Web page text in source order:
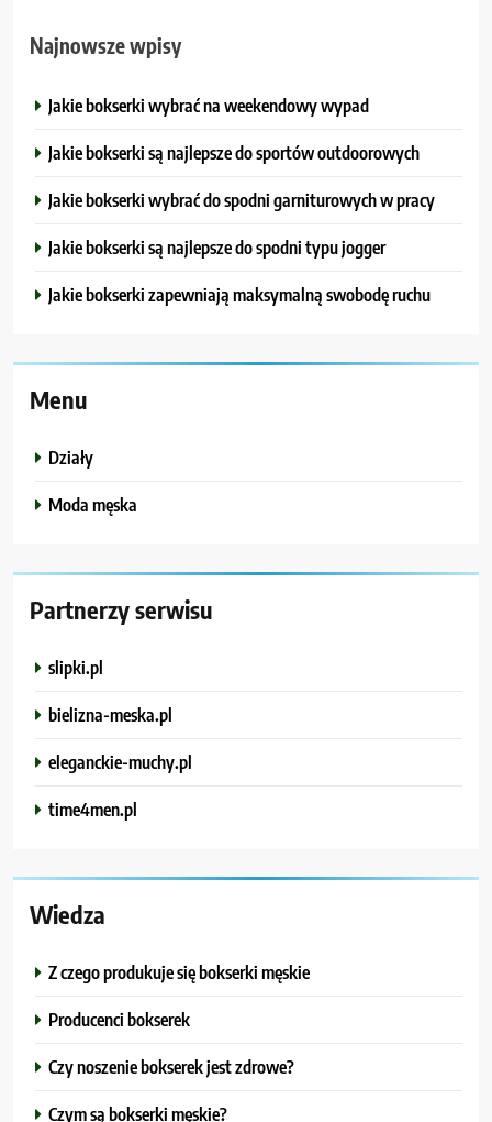
Najnowsze wpisy
Jakie bokserki wybrać na weekendowy wypad
Jakie bokserki są najlepsze do sportów outdoorowych
Jakie bokserki wybrać do spodni garniturowych w pracy
Jakie bokserki są najlepsze do spodni typu jogger
Jakie bokserki zapewniają maksymalną swobodę ruchu
Menu
Działy
Moda męska
Partnerzy serwisu
slipki.pl
bielizna-meska.pl
eleganckie-muchy.pl
time4men.pl
Wiedza
Z czego produkuje się bokserki męskie
Producenci bokserek
Czy noszenie bokserek jest zdrowe?
Czym są bokserki męskie?